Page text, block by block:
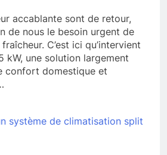
accablante sont de retour,
de nous le besoin urgent de
C’est ici qu’intervient
kW, une solution largement
confort domestique et
système de climatisation split